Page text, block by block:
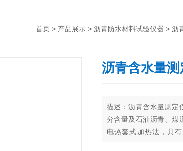
首页 > 产品展示 > 沥青防水材料试验仪器 > 沥
沥青含水量测
描述：沥青含水量测定
分含量及石油沥青、煤
电热套式加热法，具